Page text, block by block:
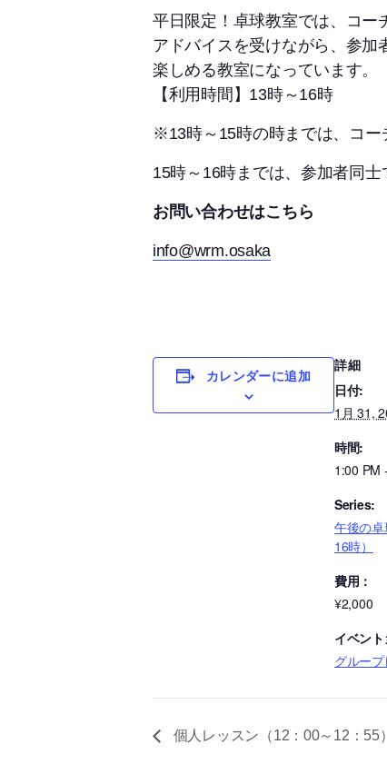
平日限定！卓球教室では、コー
アドバイスを受けながら、参加
楽しめる教室になっています。
【利用時間】13時～16時
※13時～15時の時までは、コー
15時～16時までは、参加者同士
お問い合わせはこちら
info@wrm.osaka
カレンダーに追加
詳細
日付:
1月 31,
時間:
1:00 PM
Series:
午後の
16時）
費用：
¥2,000
イベン
グルー
個人レッスン（12：00～12：55